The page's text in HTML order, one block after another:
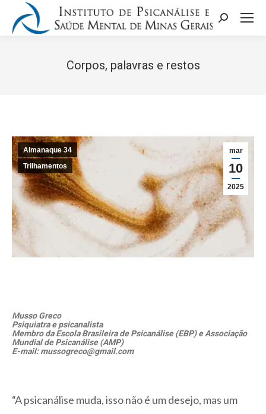
Search:
Corpos, palavras e restos
mar
10
2025
Almanaque 34
Trilhamentos
Musso Greco
Psiquiatra e psicanalista
Membro da Escola Brasileira de Psicanálise (EBP) e Associação
Mundial de Psicanálise (AMP)
E-mail: mussogreco@gmail.com
“A psicanálise muda, isso não é um desejo, mas um